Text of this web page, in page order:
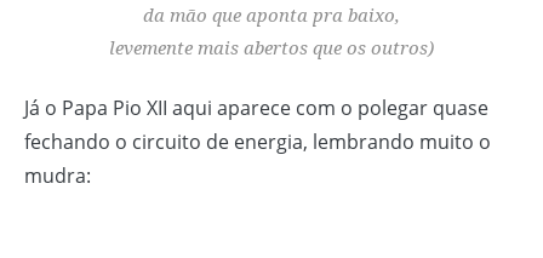
da mão que aponta pra baixo,
levemente mais abertos que os outros)
Já o Papa Pio XII aqui aparece com o polegar quase
fechando o circuito de energia, lembrando muito o
mudra: